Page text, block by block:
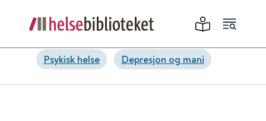
Psykisk helse Depresjon og mani